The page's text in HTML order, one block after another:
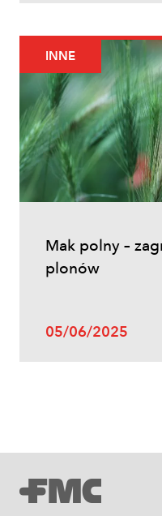
herbicydy wybrać?
Inne
Oprysk na miotłę
INNE
Mak polny –
plonów
05/06/2025